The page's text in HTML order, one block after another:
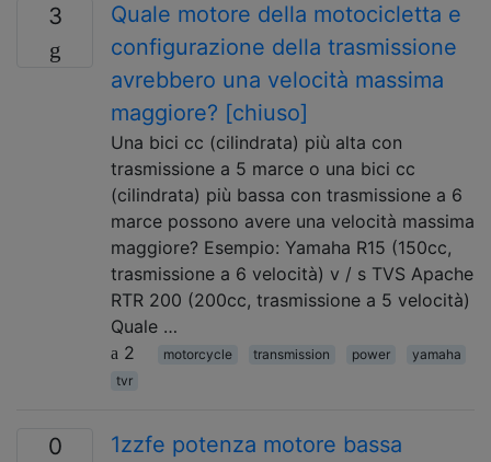
3
Quale motore della motocicletta e
configurazione della trasmissione
avrebbero una velocità massima
maggiore? [chiuso]
Una bici cc (cilindrata) più alta con
trasmissione a 5 marce o una bici cc
(cilindrata) più bassa con trasmissione a 6
marce possono avere una velocità massima
maggiore? Esempio: Yamaha R15 (150cc,
trasmissione a 6 velocità) v / s TVS Apache
RTR 200 (200cc, trasmissione a 5 velocità)
Quale …
2
motorcycle transmission power
yamaha
tvr
0 1zzfe potenza motore bassa